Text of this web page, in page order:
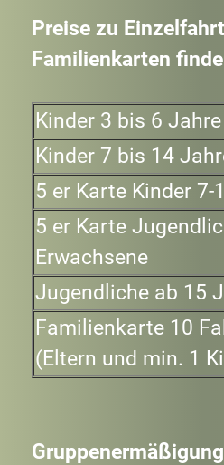
Preise zu
Familienkarten
Kinder 3 bis 6 Jahre
Kinder 7 bis 14
5 er Karte Kinder 7-
5 er Karte
Erwachsene
Jugendliche ab 15
Familienkarte 10
(Eltern und min. 1